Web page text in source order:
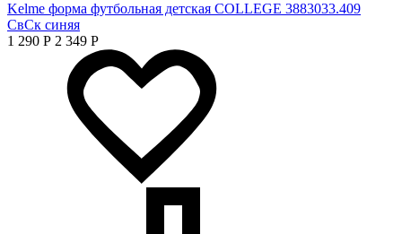
Kelme форма футбольная детская COLLEGE 3883033.409
СвСк синяя
1 290 Р 2 349 Р